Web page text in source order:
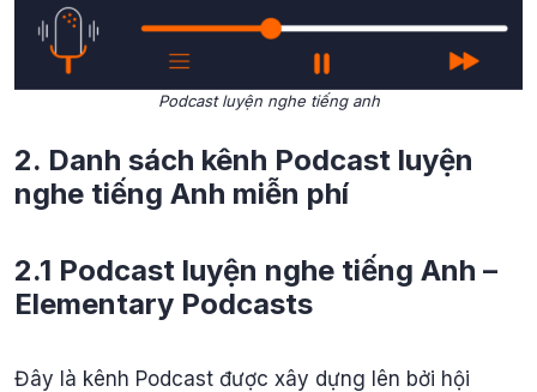
Podcast luyện nghe tiếng anh
2. Danh sách kênh Podcast luyện
nghe tiếng Anh miễn phí
2.1 Podcast luyện nghe tiếng Anh –
Elementary Podcasts
Đây là kênh Podcast được xây dựng lên bởi hội